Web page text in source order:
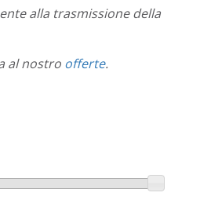
alla trasmissione della
al nostro offerte.